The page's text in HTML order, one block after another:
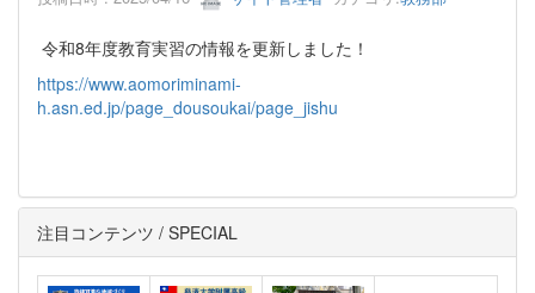
令和8年度教育実習の情報を更新しました！
https://www.aomoriminami-
h.asn.ed.jp/page_dousoukai/page_jishu
注目コンテンツ / SPECIAL